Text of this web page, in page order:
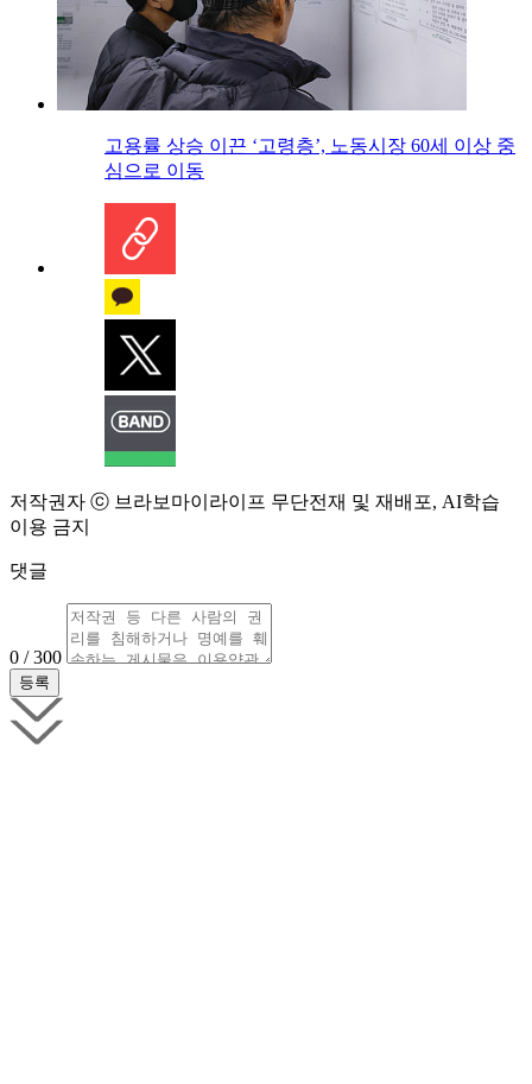
고용률 상승 이끈 ‘고령층’, 노동시장 60세 이상 중
심으로 이동
저작권자 ⓒ 브라보마이라이프 무단전재 및 재배포, AI학습
이용 금지
댓글
0 / 300